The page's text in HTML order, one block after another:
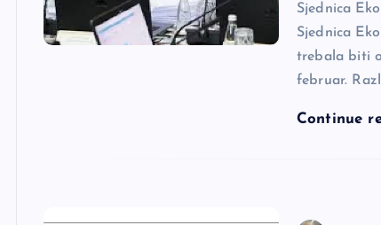
Sjednica
Sjednica
trebala biti
februar.
Continue